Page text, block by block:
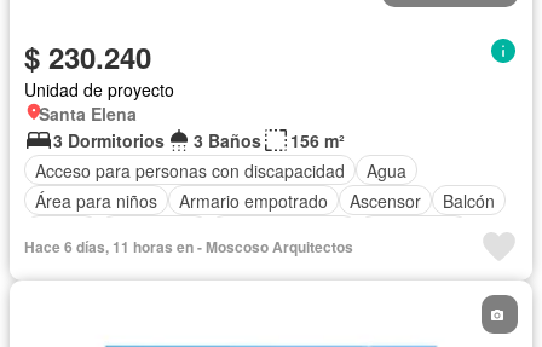
$ 230.240
Unidad de proyecto
Santa Elena
3 Dormitorios
3 Baños
156 m²
Acceso para personas con discapacidad
Agua
Área para niños
Armario empotrado Ascensor
Balcón
Gimnasio
Garita de guardianía Internet
Hace 6 días, 11 horas en - Moscoso Arquitectos